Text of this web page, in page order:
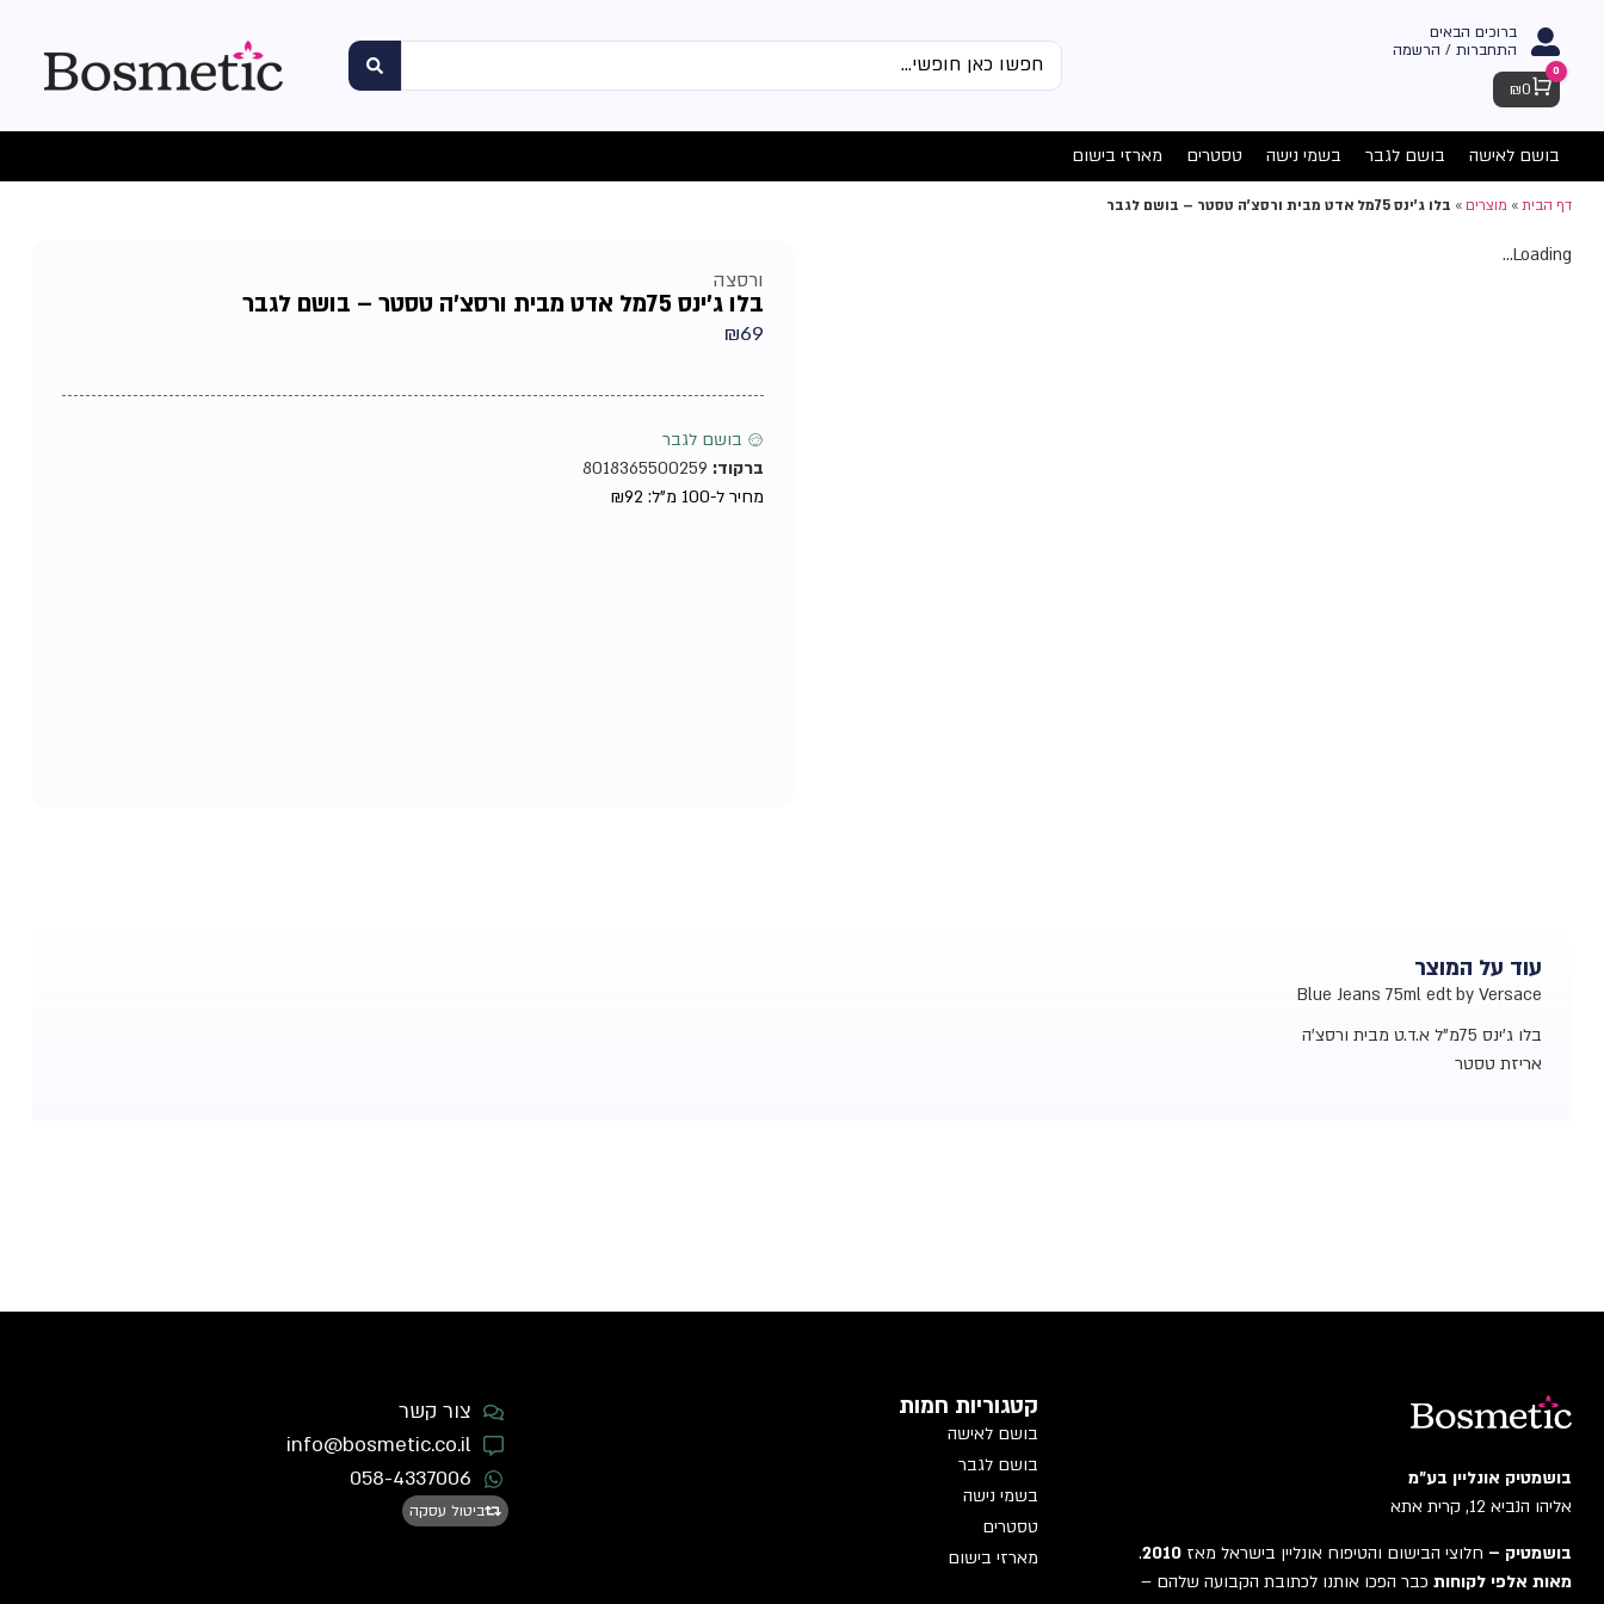
ברוכים הבאים
התחברות / הרשמה
Cart
0
₪0
בושם לאישה בושם לגבר בשמי נישה טסטרים מארזי בישום
דף הבית» מוצרים» בלו ג'ינס 75מל אדט מבית ורסצ'ה טסטר – בושם לגבר
Loading...
ורסצה
בלו ג'ינס 75מל אדט מבית ורסצ'ה טסטר – בושם לגבר
₪69
♂ בושם לגבר
ברקוד:
מחיר ל-100 מ"ל:
₪92
עוד על המוצר
Blue Jeans 75ml edt by Versace
בלו ג'ינס 75מ"ל א.ד.ט מבית ורסצ'ה
אריזת טסטר
בושמטיק אונליין בע"מ
אליהו הנביא 12, קרית אתא
בושמטיק – חלוצי הבישום והטיפוח אונליין בישראל מאז 2010
.
מאות אלפי לקוחות כבר הפכו אותנו לכתובת הקבועה שלהם –
קטגוריות חמות
בושם לאישה
בושם לגבר
בשמי נישה
טסטרים
מארזי בישום
צור קשר
info@bosmetic.co.il
058-4337006
ביטול עסקה